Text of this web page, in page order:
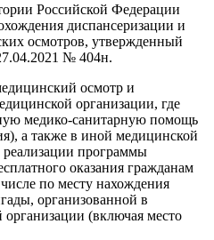
Российской Федерации
диспансеризации и
осмотров, утвержденный
№ 404н.
осмотр и
организации, где
медико-санитарную помощь
а также в иной медицинской
программы
оказания гражданам
по месту нахождения
организованной в
(включая место